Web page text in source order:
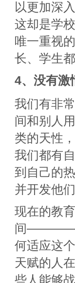
以更加深
这却是学
唯一重视
长、学生
4、没有激
我们有非
间和别人
类的天性
我们都有
到自己的
并开发他
现在的教
间————我
何适应这
天赋的人
些人能够